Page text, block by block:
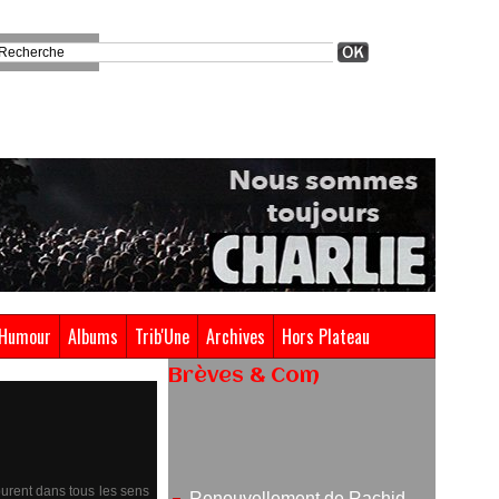
Humour Albums Trib'Une Archives Hors Plateau
dans tous les sens
Brèves & Com